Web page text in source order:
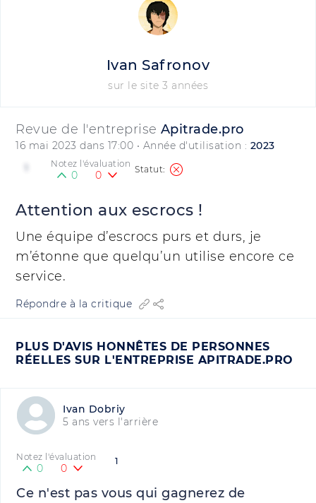
Revue de l'entreprise Apitrade.pro
16 mai 2023 dans 17:00 • Année d'utilisation : 2023
Notez l'évaluation
0 0
Attention aux escrocs !
Une équipe d’escrocs purs et durs, je
m’étonne que quelqu’un utilise encore ce
service.
Répondre à la critique
PLUS D'AVIS HONNÊTES DE PERSONNES
RÉELLES SUR L'ENTREPRISE APITRADE.PRO
Ivan Dobriy
5 ans vers l'arrière
1
Notez l'évaluation
0 0
Ce n'est pas vous qui gagnerez de
Ivan Safronov
sur le site 3 années